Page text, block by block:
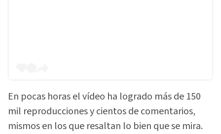
En pocas horas el vídeo ha logrado más de 150
mil reproducciones y cientos de comentarios,
mismos en los que resaltan lo bien que se mira.